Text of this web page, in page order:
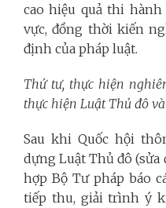
cao hiệu quả thi
vực, đồng thời kiến
định của pháp luật.
Thứ tư, thực hiện
thực hiện Luật Thủ đô
Sau khi Quốc hội
dựng Luật Thủ đô (sửa
hợp Bộ Tư pháp báo
tiếp thu, giải trình ý